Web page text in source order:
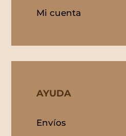
Mi cuenta
AYUDA
Envíos